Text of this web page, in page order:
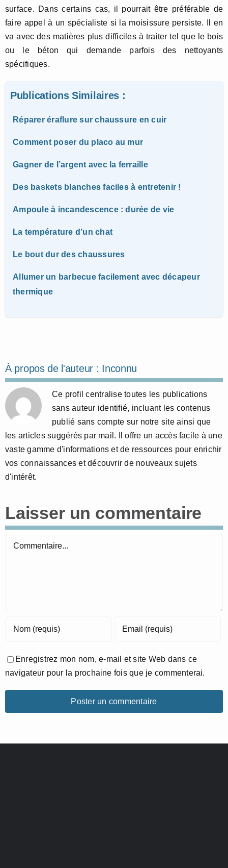
surface. Dans certains cas, il pourrait être préférable de
faire appel à un spécialiste si la moisissure persiste. Il en
va avec des matières plus difficiles à traiter tel que le bois
ou le béton qui demande parfois des nettoyants
spécifiques.
Publications Similaires :
Réparer éraflure sur chaussure en cuir
Comment poser du placo au mur
Gagner de l’argent avec la ferraille
Des baskets blanches faciles à entretenir !
Ampoule à incandescence : durée de vie
La température d’un chat
Le bout dur des chaussures
Allumer un barbecue facilement avec décapeur
thermique
À propos de l'auteur : Inconnu
Ce profil centralise toutes les publications
sans auteur identifié, incluant les contenus
publié sans compte sur notre site ainsi que
les articles suggérés par mail. Il offre un accès facile à une
vaste gamme d'informations et de ressources pour enrichir
vos connaissances et découvrir de nouveaux sujets
d'intérêt.
Laisser un commentaire
Commentaire
Enregistrez mon nom, e-mail et site Web dans ce
navigateur pour la prochaine fois que je commenterai.